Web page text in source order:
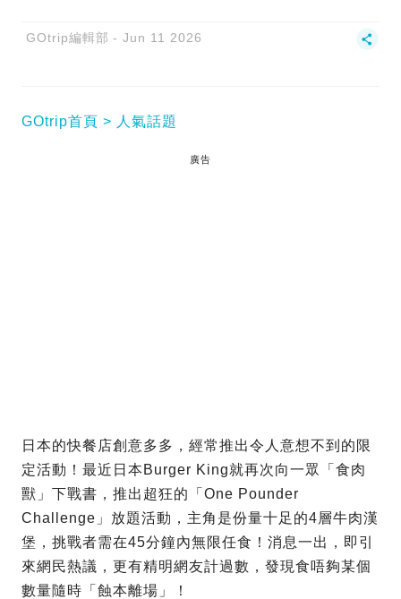
GOtrip編輯部 Jun 11 2026
GOtrip首頁 人氣話題
廣告
日本的快餐店創意多多，經常推出令人意想不到的限
定活動！最近日本Burger King就再次向一眾「食肉
獸」下戰書，推出超狂的「One Pounder
Challenge」放題活動，主角是份量十足的4層牛肉漢
堡，挑戰者需在45分鐘內無限任食！消息一出，即引
來網民熱議，更有精明網友計過數，發現食唔夠某個
數量隨時「蝕本離場」！